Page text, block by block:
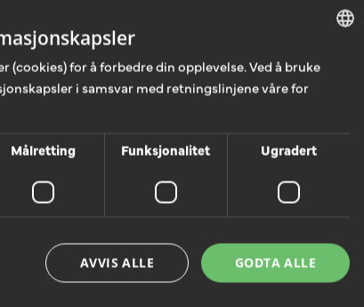
Skriv din kommentar
LEGG TIL TILBUDFORESPØRSEL
NORWEGIAN
ENGLISH
for å forbedre din opplevelse. Ved å bruke
i samsvar med retningslinjene våre for
Målretting Funksjonalitet Ugradert
GODTA ALLE
AVVIS ALLE